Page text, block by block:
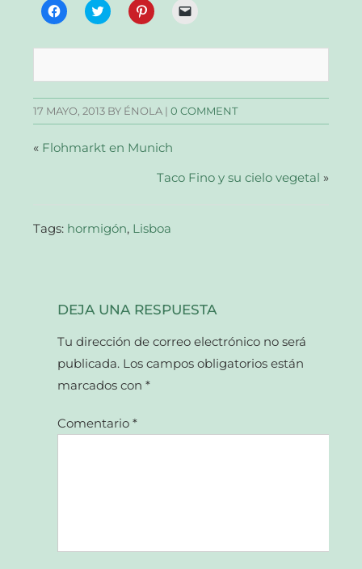
Haz
clic
en
abre
una
ventana
nueva)
Haz
clic
en
abre
una
ventana
nueva)
Haz
clic
en
abre
una
ventana
nueva)
Haz
clic
un
correo
a
un
amigo
ventana
nueva)
17 MAYO, 2013 BY ÉNOLA |0 COMMENT
« Flohmarkt en Munich
Taco Fino y su cielo vegetal »
Tags: hormigón, Lisboa
DEJA UNA RESPUESTA
Tu dirección de correo electrónico no será
publicada. Los campos obligatorios están
marcados con*
Comentario*